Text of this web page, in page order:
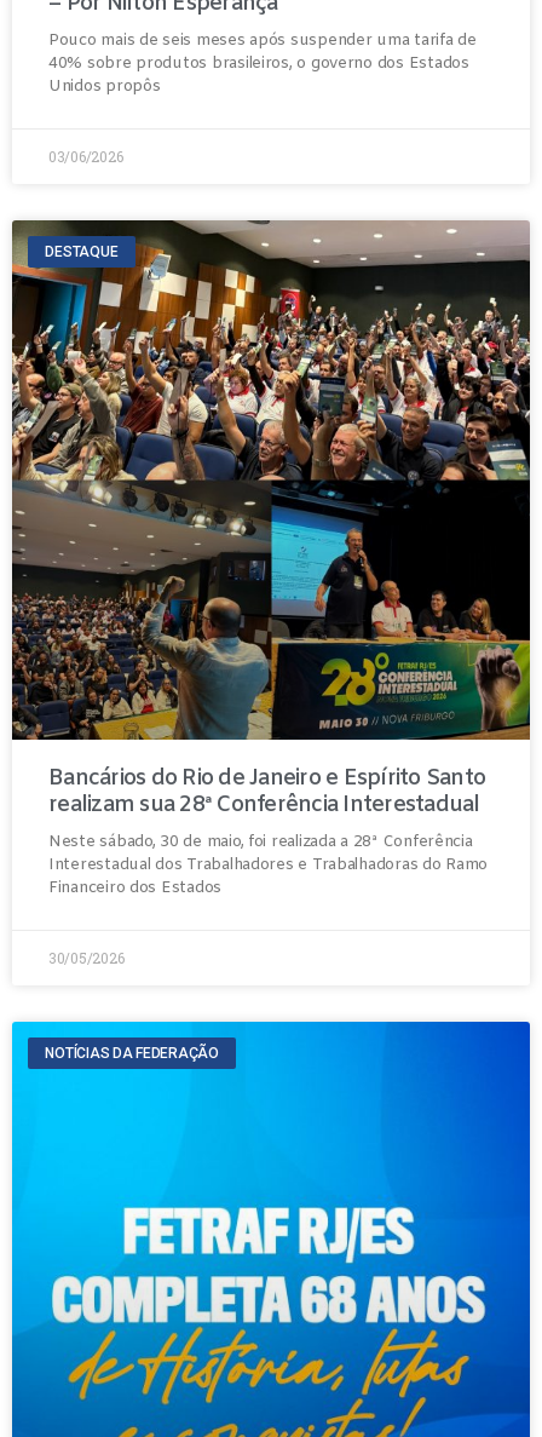
Pouco mais de seis meses após suspender uma tarifa de
40% sobre produtos brasileiros, o governo dos Estados
Unidos propôs
03/06/2026
DESTAQUE
Bancários do Rio de Janeiro e Espírito Santo
realizam sua 28ª Conferência Interestadual
Neste sábado, 30 de maio, foi realizada a 28ª Conferência
Interestadual dos Trabalhadores e Trabalhadoras do Ramo
Financeiro dos Estados
30/05/2026
NOTÍCIAS DA FEDERAÇÃO